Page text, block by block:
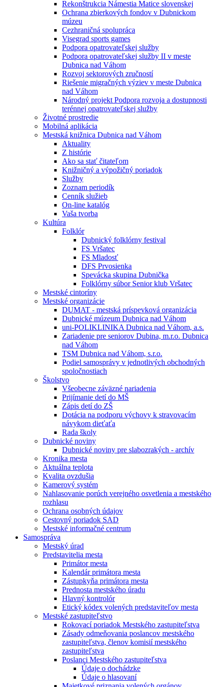
Rekonštrukcia Námestia Matice slovenskej
Ochrana zbierkových fondov v Dubnickom
múzeu
Cezhraničná spolupráca
Visegrad sports games
Podpora opatrovateľskej služby
Podpora opatrovateľskej služby II v meste
Dubnica nad Váhom
Rozvoj sektorových zručností
Riešenie migračných výziev v meste Dubnica
nad Váhom
Národný projekt Podpora rozvoja a dostupnosti
terénnej opatrovateľskej služby
Životné prostredie
Mobilná aplikácia
Mestská knižnica Dubnica nad Váhom
Aktuality
Z histórie
Ako sa stať čitateľom
Knižničný a výpožičný poriadok
Služby
Zoznam periodík
Cenník služieb
On-line katalóg
Vaša tvorba
Kultúra
Folklór
Dubnický folklórny festival
FS Vršatec
FS Mladosť
DFS Prvosienka
Spevácka skupina Dubnička
Folklórny súbor Senior klub Vršatec
Mestské cintoríny
Mestské organizácie
DUMAT - mestská príspevková organizácia
Dubnické múzeum Dubnica nad Váhom
uni-POLIKLINIKA Dubnica nad Váhom, a.s.
Zariadenie pre seniorov Dubina, m.r.o. Dubnica
nad Váhom
TSM Dubnica nad Váhom, s.r.o.
Podiel samosprávy v jednotlivých obchodných
spoločnostiach
Školstvo
Všeobecne záväzné nariadenia
Prijímanie detí do MŠ
Zápis detí do ZŠ
Dotácia na podporu výchovy k stravovacím
návykom dieťaťa
Rada školy
Dubnické noviny
Dubnické noviny pre slabozrakých - archív
Kronika mesta
Aktuálna teplota
Kvalita ovzdušia
Kamerový systém
Nahlasovanie porúch verejného osvetlenia a mestského
rozhlasu
Ochrana osobných údajov
Cestovný poriadok SAD
Mestské informačné centrum
Samospráva
Mestský úrad
Predstavitelia mesta
Primátor mesta
Kalendár primátora mesta
Zástupkyňa primátora mesta
Prednosta mestského úradu
Hlavný kontrolór
Etický kódex volených predstaviteľov mesta
Mestské zastupiteľstvo
Rokovací poriadok Mestského zastupiteľstva
Zásady odmeňovania poslancov mestského
zastupiteľstva, členov komisií mestského
zastupiteľstva
Poslanci Mestského zastupiteľstva
Údaje o dochádzke
Údaje o hlasovaní